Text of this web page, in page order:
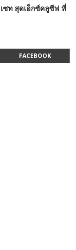
เซท สุดเอ็กซ์คลูซีฟ ที่
FACEBOOK